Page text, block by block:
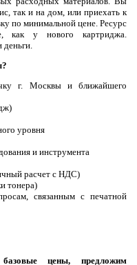
так и на дом, или приехать к
по минимальной цене. Ресурс
как у нового картриджа.
г. Москвы и ближайшего
уровня
и инструмента
расчет с НДС)
тонера)
связанным с печатной
цены, предложим